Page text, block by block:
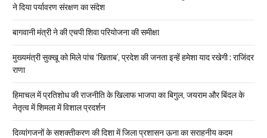
ने दिया पर्यावरण संरक्षण का संदेश
बागवानी मंत्री ने की एचपी शिवा परियोजना की समीक्षा
मुख्यमंत्री सुक्खू को मिले पांच ‘खिताब’, प्रदेश की जनता इन्हें हमेशा याद रखेगी : राजिंदर
राणा
हिमाचल में प्रतिशोध की राजनीति के खिलाफ भाजपा का बिगुल, जयराम और बिंदल के
नेतृत्व में शिमला में विशाल प्रदर्शन
दिव्यांगजनों के सशक्तीकरण की दिशा में जिला प्रशासन ऊना का सराहनीय कदम